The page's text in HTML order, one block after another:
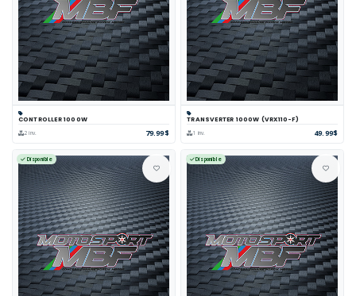
CONTROLLER 1000W
2 inv. 79.99$
TRANSVERTER 1000W (VRX110-F)
1 inv. 49.99$
Disponible Disponible